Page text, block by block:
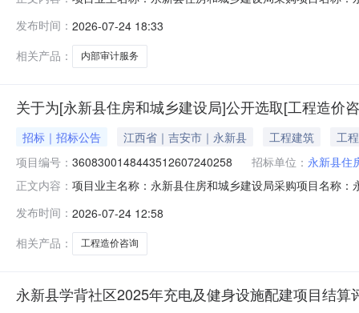
务内容：永新县住房和城乡建设局住宅专项维修资金进
（资格）要求资质
发布时间： 2026-07-24 18:33
相关产品：
内部审计服务
关于为[永新县住房和城乡建设局]公开选取[工程造价
招标｜招标公告 江西省｜吉安市｜永新县 工程建筑
工程
项目编号： 3608300148443512607240258 招标单位： 永新县住
正文内容： 项目业主名称：永新县住房和城乡建设局采购项目名称
建设学背社区健身休闲广场，老公安局充电桩，老街口
明：
发布时间： 2026-07-24 12:58
相关产品：
工程造价咨询
永新县学背社区2025年充电及健身设施配建项目结算